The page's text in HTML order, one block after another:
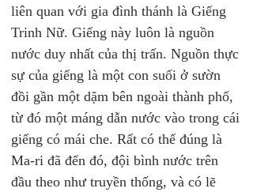
liên quan với gia đình thánh là Giếng
Trinh Nữ. Giếng này luôn là nguồn
nước duy nhất của thị trấn. Nguồn thực
sự của giếng là một con suối ở sườn
đồi gần một dặm bên ngoài thành phố,
từ đó một máng dẫn nước vào trong cái
giếng có mái che. Rất có thể đúng là
Ma-ri đã đến đó, đội bình nước trên
đầu theo như truyền thống, và có lẽ